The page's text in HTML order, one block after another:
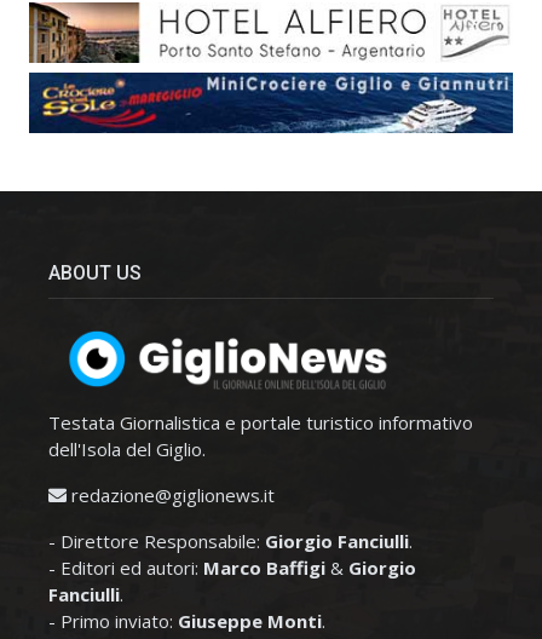
ABOUT US
Testata Giornalistica e portale turistico informativo
dell'Isola del Giglio.
redazione@giglionews.it
- Direttore Responsabile: Giorgio Fanciulli.
- Editori ed autori: Marco Baffigi & Giorgio
Fanciulli.
- Primo inviato: Giuseppe Monti.